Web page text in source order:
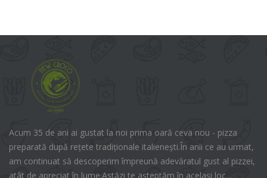
Acum 35 de ani ai gustat la noi prima oară ceva nou - pizza
preparată după rețete tradiționale italienești.În anii ce au urmat,
am continuat să descoperim împreună adevăratul gust al pizzei,
atât de apreciat în lume.Astăzi te așteptăm în același loc,..